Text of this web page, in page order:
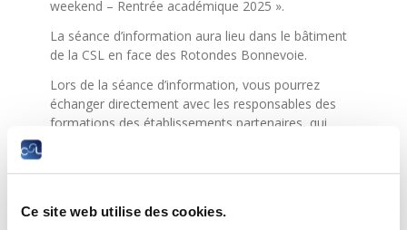
Ce site web utilise des cookies.
weekend – Rentrée académique 2025 ».
La séance d’information aura lieu dans le bâtiment
de la CSL en face des Rotondes Bonnevoie.
Lors de la séance d’information, vous pourrez
échanger directement avec les responsables des
formations des établissements partenaires, qui
présentées.